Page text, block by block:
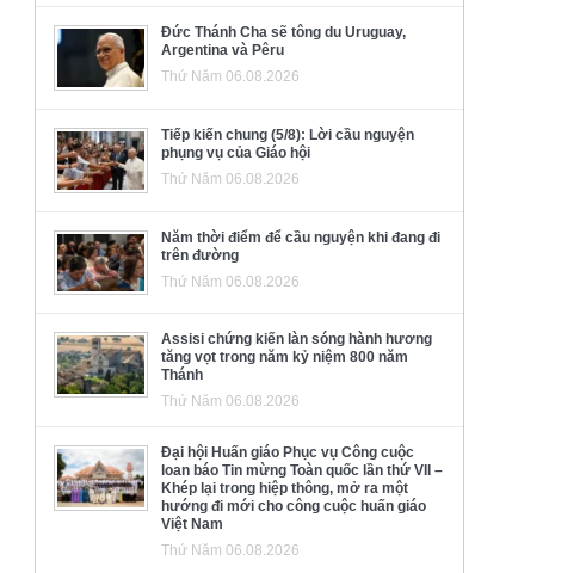
Đức Thánh Cha sẽ tông du Uruguay,
Argentina và Pêru
Thứ Năm 06.08.2026
Tiếp kiến chung (5/8): Lời cầu nguyện
phụng vụ của Giáo hội
Thứ Năm 06.08.2026
Năm thời điểm để cầu nguyện khi đang đi
trên đường
Thứ Năm 06.08.2026
Assisi chứng kiến làn sóng hành hương
tăng vọt trong năm kỷ niệm 800 năm
Thánh
Thứ Năm 06.08.2026
Đại hội Huấn giáo Phục vụ Công cuộc
loan báo Tin mừng Toàn quốc lần thứ VII –
Khép lại trong hiệp thông, mở ra một
hướng đi mới cho công cuộc huấn giáo
Việt Nam
Thứ Năm 06.08.2026